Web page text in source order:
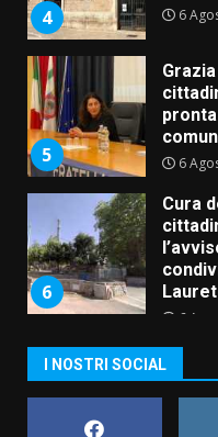
4 6
5 6
6
Cura
6
6
I NOSTRI SOCIAL